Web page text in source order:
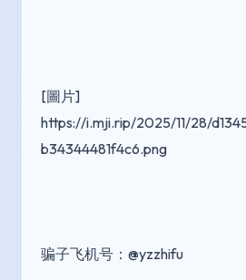
[圖片]
https://i.mji.rip/2025/11/28/
b34344481f4c6.png
骗子飞机号：@yzzhifu